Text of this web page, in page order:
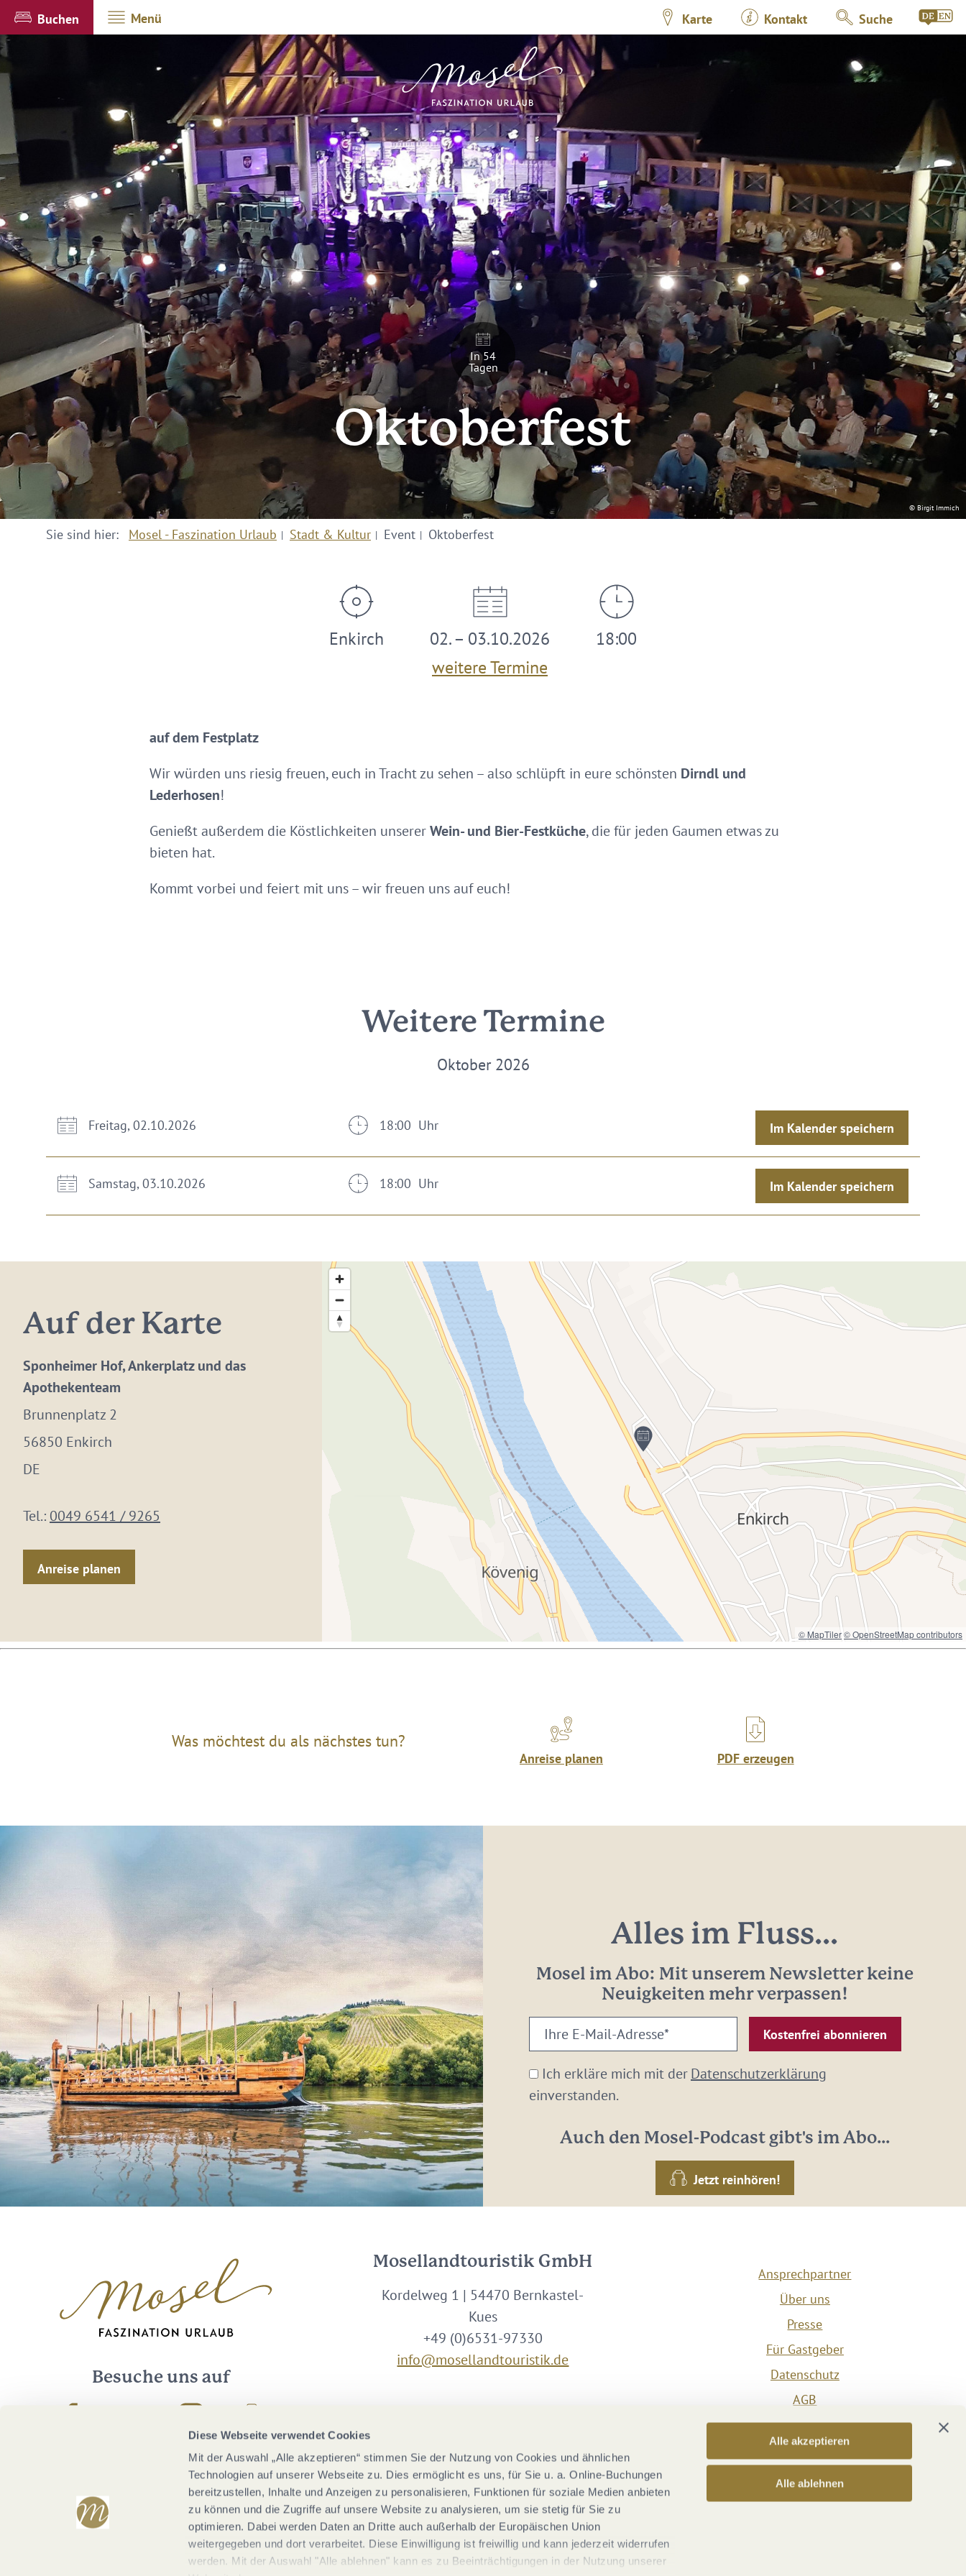
Diese Webseite verwendet Cookies
Mit der Auswahl „Alle akzeptieren“ stimmen Sie der Nutzung von Cookies und ähnlichen
Technologien auf unserer Webseite zu. Dies ermöglicht es uns, für Sie u. a. Online-Buchungen
bereitzustellen, Inhalte und Anzeigen zu personalisieren, Funktionen für soziale Medien anbieten
zu können und die Zugriffe auf unsere Website zu analysieren, um sie stetig für Sie zu
optimieren. Dabei werden Daten an Dritte auch außerhalb der Europäischen Union
weitergegeben und dort verarbeitet. Diese Einwilligung ist freiwillig und kann jederzeit widerrufen
werden. Mit der Auswahl "Alle ablehnen" kann es zu Beeinträchtigungen in der Nutzung unserer
Alle akzeptieren
Alle ablehnen
Buchen Menü Karte Kontakt Suche
© Birgit Immich
In 54
Tagen
Oktoberfest
Sie sind hier: Mosel - Faszination Urlaub Stadt & Kultur Event Oktoberfest
Enkirch
02. – 03.10.2026
weitere Termine
18:00
auf dem Festplatz
Wir würden uns riesig freuen, euch in Tracht zu sehen – also schlüpft in eure schönsten Dirndl und
Lederhosen!
Genießt außerdem die Köstlichkeiten unsererWein- und Bier-Festküche, die für jeden Gaumen etwas zu
bieten hat.
Kommt vorbei und feiert mit uns – wir freuen uns auf euch!
Weitere Termine
Oktober 2026
Freitag, 02.10.2026 18:00 Uhr Im Kalender speichern
Samstag, 03.10.2026 18:00 Uhr Im Kalender speichern
Auf der Karte
Sponheimer Hof, Ankerplatz und das
Apothekenteam
Brunnenplatz 2
56850 Enkirch
DE
Tel.: 0049 6541 / 9265
Anreise planen
© MapTiler© OpenStreetMap contributors
Was möchtest du als nächstes tun?
Anreise planen PDF erzeugen
Alles im Fluss...
Mosel im Abo: Mit unserem Newsletter keine
Neuigkeiten mehr verpassen!
Ihre
E-
Mail-
Adresse:
Ich erkläre mich mit derDatenschutzerklärung
einverstanden.
Auch den Mosel-Podcast gibt's im Abo...
Jetzt reinhören!
Besuche uns auf
Mosellandtouristik GmbH
Kordelweg 1 | 54470 Bernkastel-
Kues
+49 (0)6531-97330
info@mosellandtouristik.de
Ansprechpartner
Über uns
Presse
Für Gastgeber
Datenschutz
AGB
Impressum
Barrierefreiheit
Vertrag widerrufen
Versicherungsvertrag widerrufen